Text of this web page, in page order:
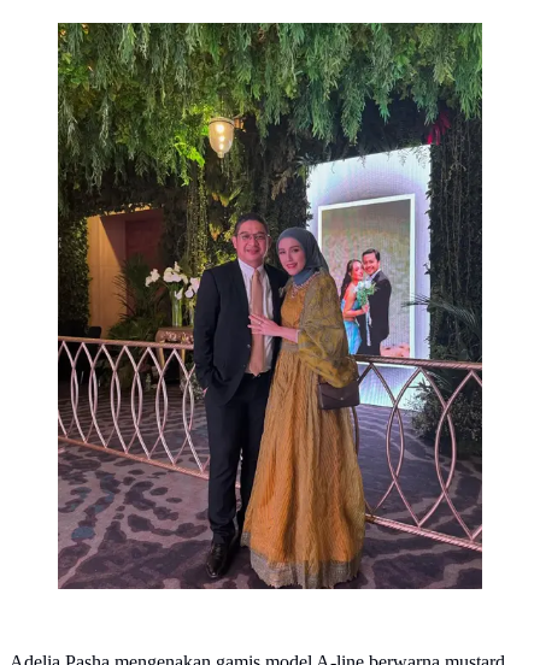
Inspirasi outfit gamis ala Adelia Wilhelmina istri Pasha
Ungu. (sumber: Instagram/adeliapasha)